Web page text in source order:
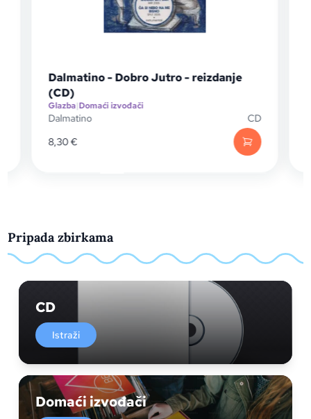
Dalmatino - Dobro Jutro - reizdanje
(CD)
Glazba|Domaći izvođači
Dalmatino
CD
8,30€
Pripada zbirkama
CD
Istraži
Domaći izvođači